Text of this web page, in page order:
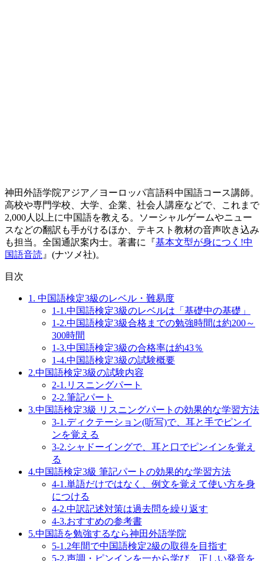
神田外語学院アジア／ヨーロッパ言語科中国語コース講師。
高校や専門学校、大学、企業、社会人講座などで、これまで
2,000人以上に中国語を教える。ソーシャルゲームやニュー
スなどの翻訳も手がけるほか、テキスト教材の音声吹き込み
も担当。全国通訳案内士。 著書に『基本文型が身につく!中
国語音読 』(ナツメ社)。
目次
1. 中国語検定3級のレベル・難易度
1-1.中国語検定3級のレベルは「基礎中の基礎」
1-2.中国語検定3級合格までの勉強時間は約200～
300時間
1-3.中国語検定3級の合格率は約43％
1-4.中国語検定3級の試験概要
2.中国語検定3級の試験内容
2-1.リスニングパート
2-2.筆記パート
3.中国語検定3級 リスニングパートの効果的な学習方法
3-1.ディクテーション(听写)で、耳と手でピンイ
ンを覚える
3-2.シャドーイングで、耳と口でピンインを覚え
る
4.中国語検定3級 筆記パートの効果的な学習方法
4-1.単語だけではなく、例文を覚えて使い方を身
につける
4-2.中訳記述対策は過去問を繰り返す
4-3.おすすめの参考書
5.中国語を勉強するなら神田外語学院
5-1.2年間で中国語検定2級の取得を目指す
5-2.声調・ピンインを一から学び、正しい発音を